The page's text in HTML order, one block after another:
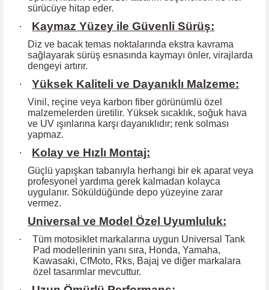
sürücüye hitap eder.
· Kaymaz Yüzey ile Güvenli Sürüş:
Diz ve bacak temas noktalarında ekstra kavrama
sağlayarak sürüş esnasında kaymayı önler, virajlarda
dengeyi artırır.
· Yüksek Kaliteli ve Dayanıklı Malzeme:
Vinil, reçine veya karbon fiber görünümlü özel
malzemelerden üretilir. Yüksek sıcaklık, soğuk hava
ve UV ışınlarına karşı dayanıklıdır; renk solması
yapmaz.
· Kolay ve Hızlı Montaj:
Güçlü yapışkan tabanıyla herhangi bir ek aparat veya
profesyonel yardıma gerek kalmadan kolayca
uygulanır. Söküldüğünde depo yüzeyine zarar
vermez.
Universal ve Model Özel Uyumluluk:
·
Tüm motosiklet markalarına uygun Universal Tank
Pad modellerinin yanı sıra, Honda, Yamaha,
Kawasaki, CfMoto, Rks, Bajaj ve diğer markalara
özel tasarımlar mevcuttur.